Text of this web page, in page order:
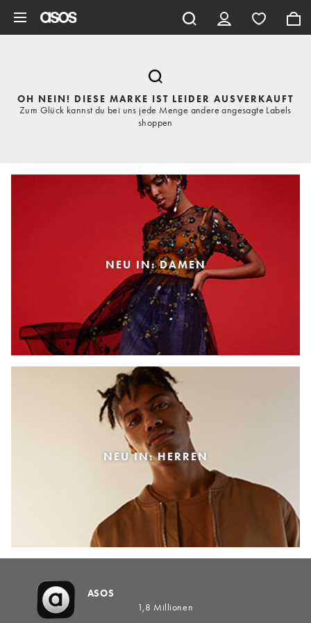
OH NEIN! DIESE MARKE IST LEIDER AUSVERKAUFT
Zum Glück kannst du bei uns jede Menge andere angesagte Labels
shoppen
NEU IN: DAMEN
NEU IN: HERREN
ASOS
1,8 Millionen